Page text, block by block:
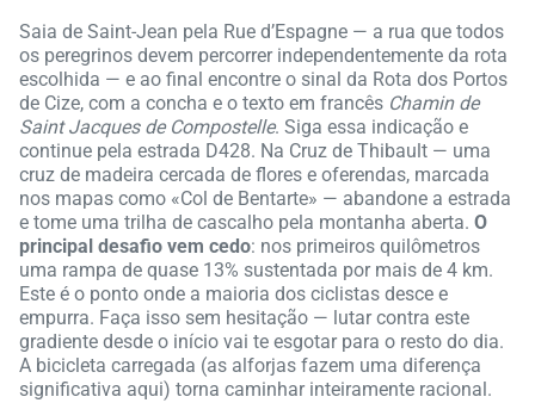
Saia de Saint-Jean pela Rue d’Espagne — a rua que todos
os peregrinos devem percorrer independentemente da rota
escolhida — e ao final encontre o sinal da Rota dos Portos
de Cize, com a concha e o texto em francês Chamin de
Saint Jacques de Compostelle. Siga essa indicação e
continue pela estrada D428. Na Cruz de Thibault — uma
cruz de madeira cercada de flores e oferendas, marcada
nos mapas como «Col de Bentarte» — abandone a estrada
e tome uma trilha de cascalho pela montanha aberta. O
principal desafio vem cedo: nos primeiros quilômetros
uma rampa de quase 13% sustentada por mais de 4 km.
Este é o ponto onde a maioria dos ciclistas desce e
empurra. Faça isso sem hesitação — lutar contra este
gradiente desde o início vai te esgotar para o resto do dia.
A bicicleta carregada (as alforjas fazem uma diferença
significativa aqui) torna caminhar inteiramente racional.